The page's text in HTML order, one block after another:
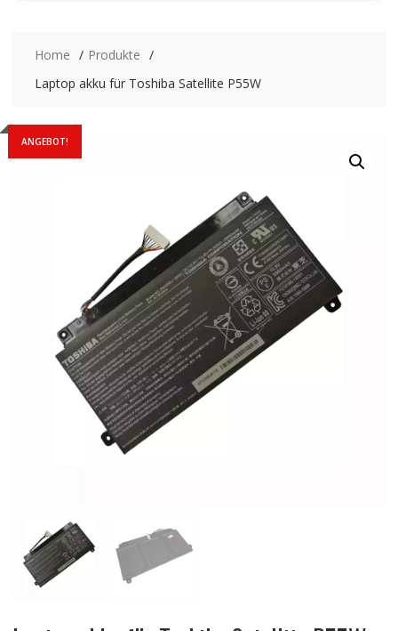
Home
Produkte
Laptop akku für Toshiba Satellite P55W
ANGEBOT!